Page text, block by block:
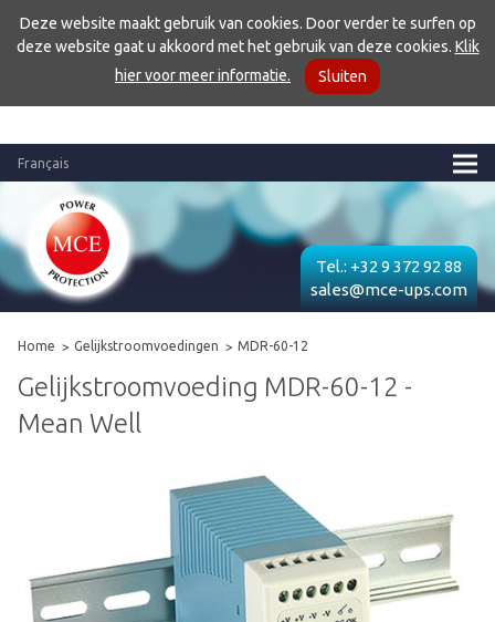
Deze website maakt gebruik van cookies. Door verder te surfen op
deze website gaat u akkoord met het gebruik van deze cookies. Klik
hier voor meer informatie.
Sluiten
Français
Tel.:+32 9 372 92 88
sales@mce-ups.com
Home Gelijkstroomvoedingen MDR-60-12
Gelijkstroomvoeding MDR-60-12 -
Mean Well